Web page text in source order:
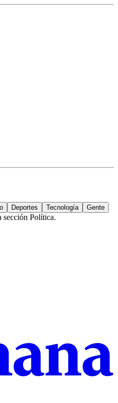
Deportes Tecnología Gente
sección Política.